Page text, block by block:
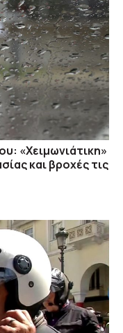
«Χειμωνιάτικη»
και βροχές τις